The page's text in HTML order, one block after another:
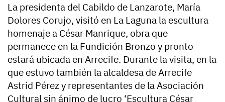
La presidenta del Cabildo de Lanzarote, María
Dolores Corujo, visitó en La Laguna la escultura
homenaje a César Manrique, obra que
permanece en la Fundición Bronzo y pronto
estará ubicada en Arrecife. Durante la visita, en la
que estuvo también la alcaldesa de Arrecife
Astrid Pérez y representantes de la Asociación
Cultural sin ánimo de lucro ‘Escultura César